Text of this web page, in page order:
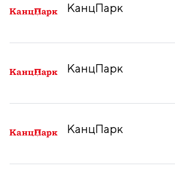
КанцПарк
КанцПарк
КанцПарк